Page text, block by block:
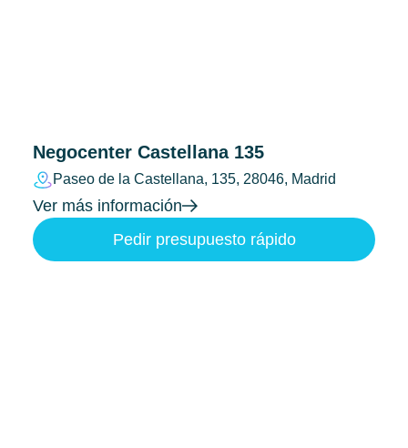
Negocenter Castellana 135
Paseo de la Castellana, 135, 28046, Madrid
Ver más información
Pedir presupuesto rápido